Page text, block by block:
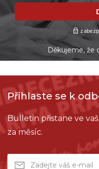
Děkujeme,
Přihlaste se k
Bulletin přistane ve
za měsíc.